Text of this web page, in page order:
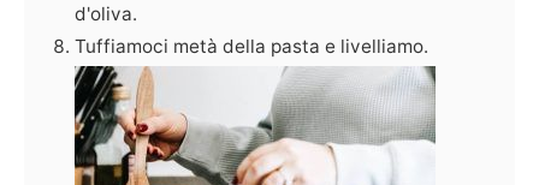
d'oliva.
Tuffiamoci metà della pasta e livelliamo.